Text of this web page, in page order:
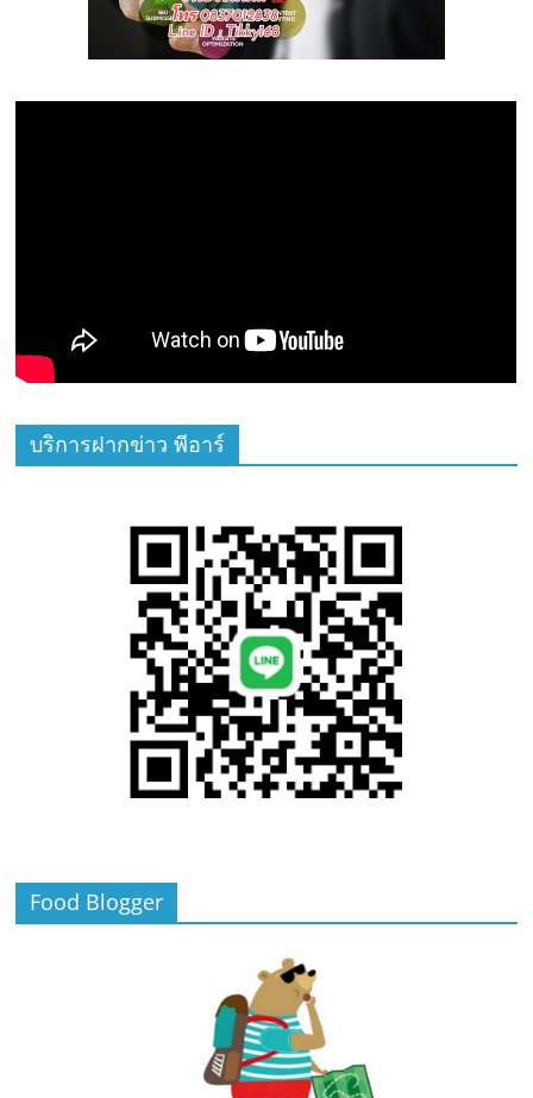
บริการฝากข่าว พีอาร์
Food Blogger